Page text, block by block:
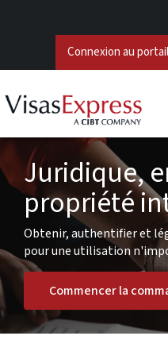
Connexion au
Juridique,
propriété
Obtenir, authentifier et
pour une utilisation
Commencer la